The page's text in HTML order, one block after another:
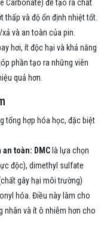
Carbonate) để tạo ra chất
thấp và độ ổn định nhiệt tốt.
và an toàn của pin.
hơi, ít độc hại và khả năng
phần tạo ra những viên
quả hơn.
tổng hợp hóa học, đặc biệt
an toàn: DMClà lựa chọn
độc), dimethyl sulfate
gây hại môi trường)
hóa. Điều này làm cho
nhân và ít ô nhiễm hơn cho